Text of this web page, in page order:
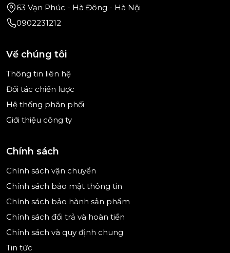
+ Khay dưới: Có thể kéo trượt linh hoạt với bánh xe
cố định phía dưới.
63 Vạn Phúc - Hà Đông - Hà Nội
0902231212
Về chúng tôi
Thông tin liên hệ
Đối tác chiến lược
Hệ thống phân phối
Giới thiệu công ty
Chính sách
Chính sách vận chuyển
Chính sách bảo mật thông tin
Chính sách bảo hành sản phẩm
Chính sách đổi trả và hoàn tiền
Chính sách và quy định chung
Tin tức